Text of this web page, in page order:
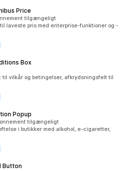
Price
tilgængeligt
laveste pris med enterprise-funktioner og -
Box
vilkår og betingelser, afkrydsningsfelt til
Popup
tilgængeligt
i butikker med alkohol, e-cigaretter,
Button